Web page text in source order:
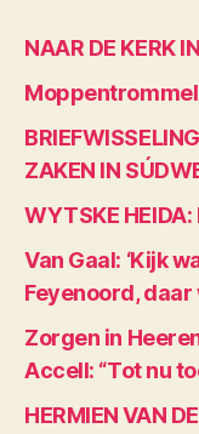
NAAR DE KERK
Moppentrommel:
ZAKEN IN
WYTSKE HEIDA:
Van Gaal: ‘Kijk
Feyenoord,
Zorgen in
Accell: “Tot nu
HERMIEN VAN